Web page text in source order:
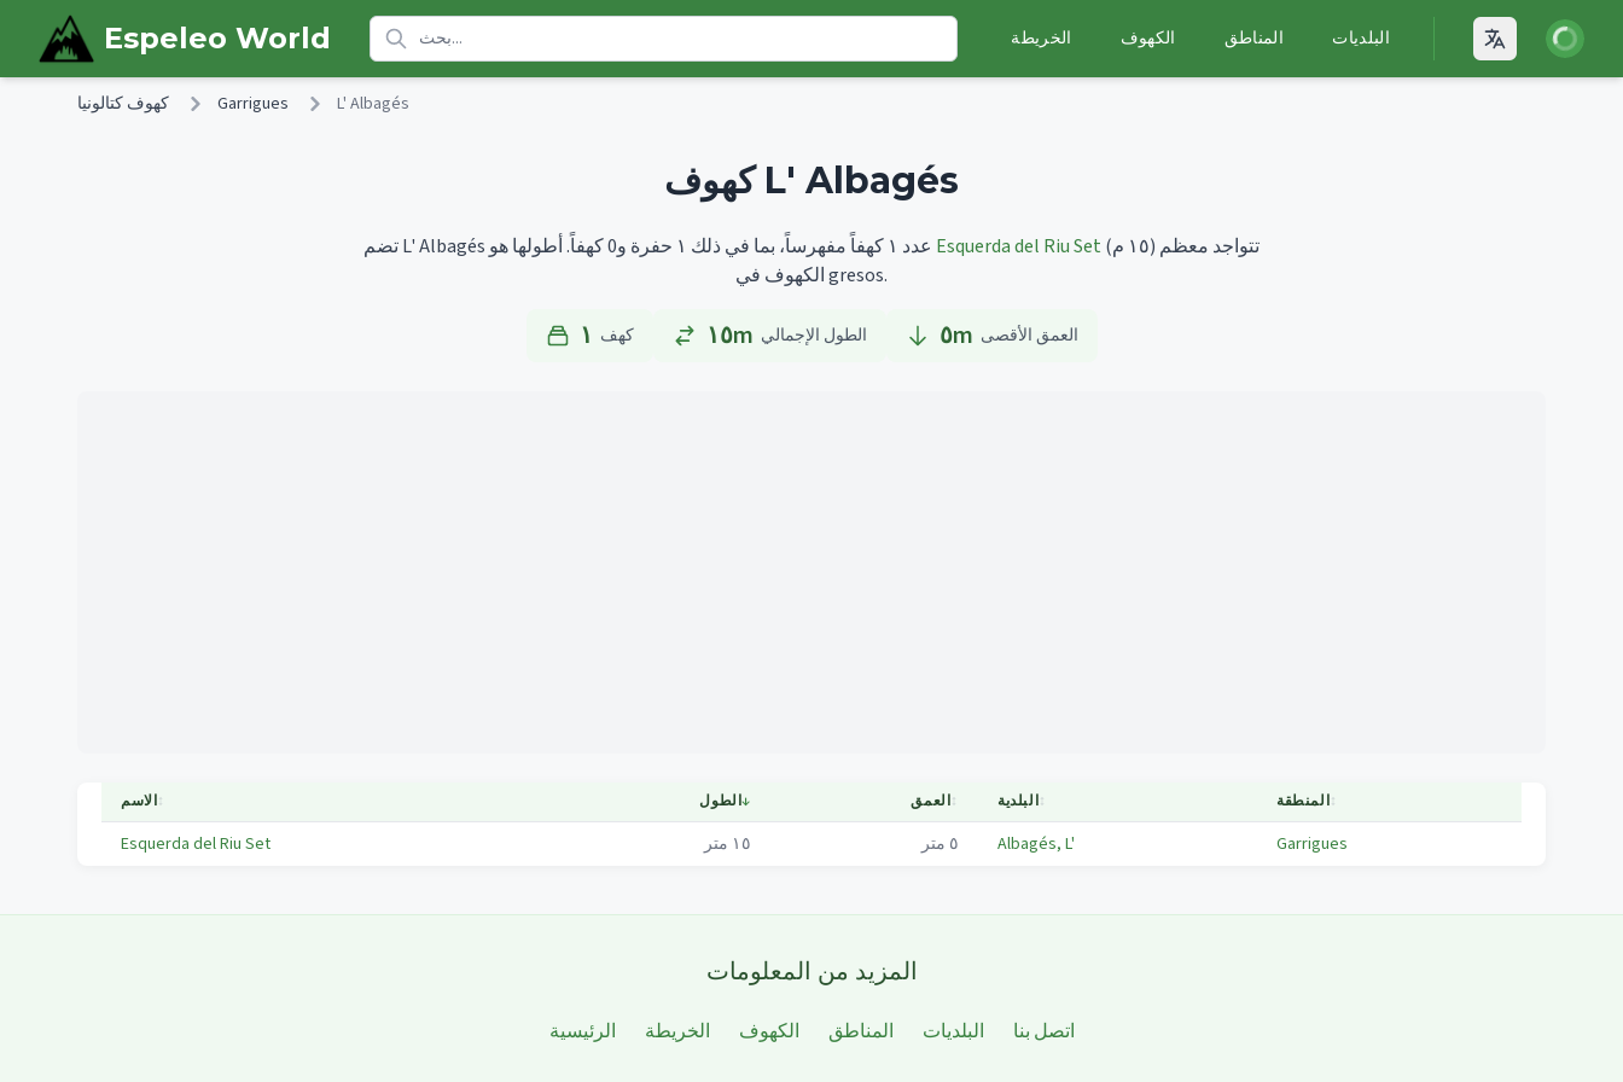
Skip to main content
Espeleo World الخريطة الكهوف المناطق البلديات Open
الدخول
كهوف كتالونيا Garrigues L' Albagés
كهوف L' Albagés
تضم L' Albagés عدد ١ كهفاً مفهرساً، بما في ذلك ١ حفرة و0 كهفاً. Esquerda del Riu Set (١٥ م) تتواجد معظم
الكهوف في gresos.
١ كهف ١٥m الطول الإجمالي ٥m العمق الأقصى
الاسم↕ الطول↓ العمق↕ البلدية↕ المنطقة↕
Esquerda del Riu Set ١٥ متر ٥ متر Albagés, L' Garrigues
المزيد من المعلومات
الرئيسية الخريطة الكهوف المناطق البلديات اتصل بنا